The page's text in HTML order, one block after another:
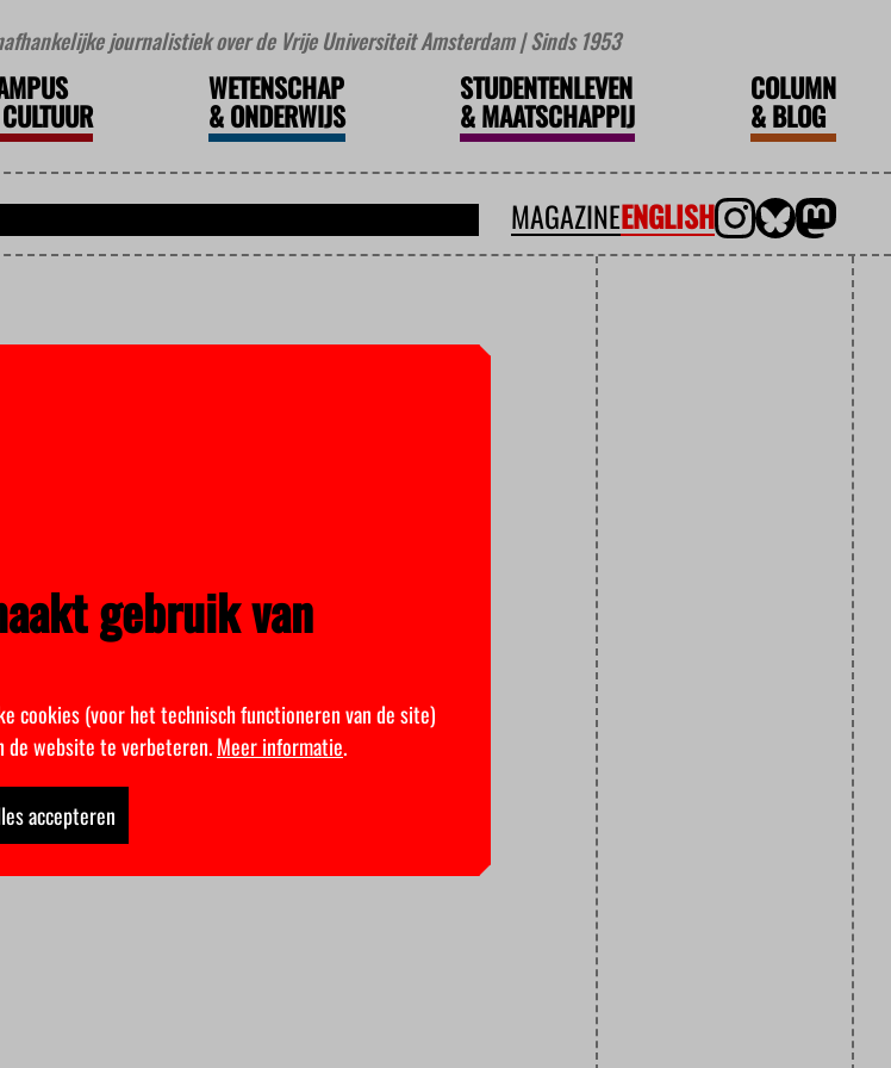
journalistiek over de Vrije Universiteit Amsterdam | Sinds 1953
WETENSCHAP
&ONDERWIJS
STUDENTENLEVEN
&MAATSCHAPPIJ
COLUMN
&BLOG
MAGAZINEENGLISH
gebruik van
cookies (voor het technisch functioneren van de site)
de website te verbeteren.Meer informatie.
accepteren